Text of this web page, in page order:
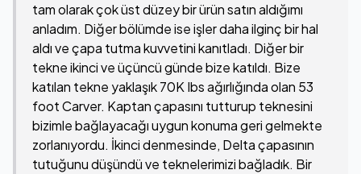
tam olarak çok üst düzey bir ürün satın aldığımı
anladım. Diğer bölümde ise işler daha ilginç bir hal
aldı ve çapa tutma kuvvetini kanıtladı. Diğer bir
tekne ikinci ve üçüncü günde bize katıldı. Bize
katılan tekne yaklaşık 70K Ibs ağırlığında olan 53
foot Carver. Kaptan çapasını tutturup teknesini
bizimle bağlayacağı uygun konuma geri gelmekte
zorlanıyordu. İkinci denmesinde, Delta çapasının
tutuğunu düşündü ve teknelerimizi bağladık. Bir